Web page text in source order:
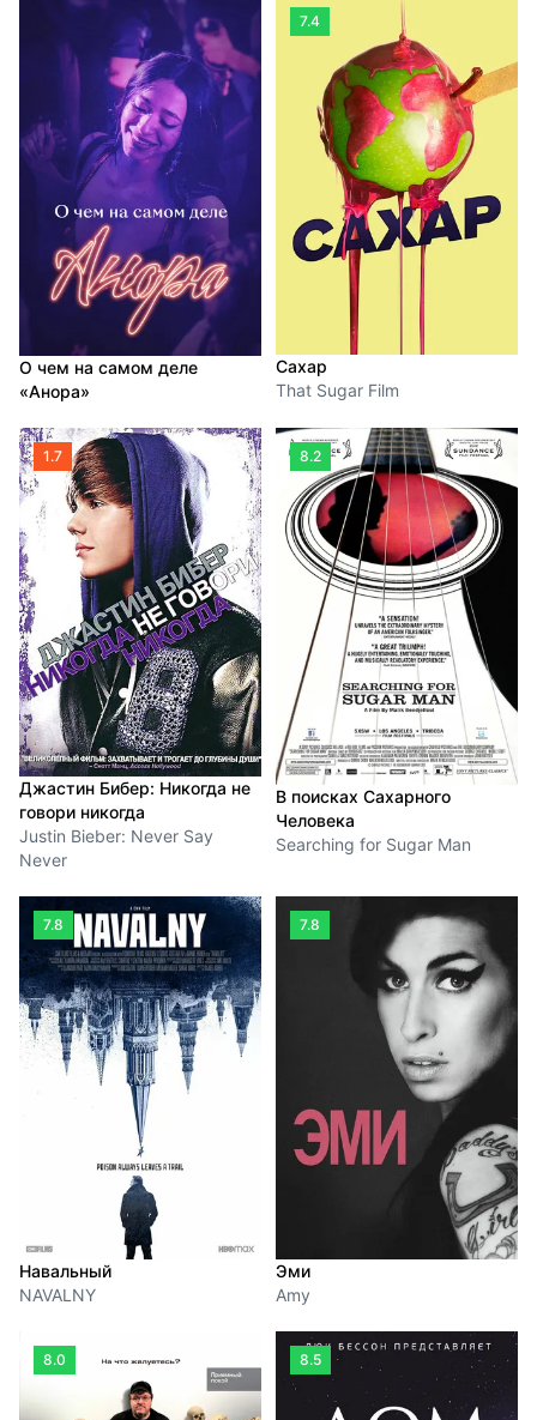
О чем на самом деле
«Анора»
7.4
Сахар
That Sugar Film
1.7
Джастин Бибер: Никогда не
говори никогда
Justin Bieber: Never Say
Never
8.2
В поисках Сахарного
Человека
Searching for Sugar Man
7.8
Навальный
NAVALNY
7.8
Эми
Amy
8.0 8.5